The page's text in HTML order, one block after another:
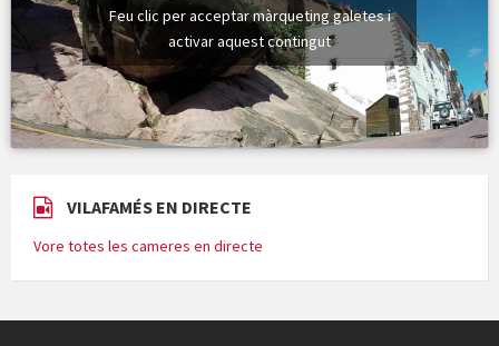
Feu clic per acceptar màrqueting galetes i
activar aquest contingut
VILAFAMÉS EN DIRECTE
Vore totes les cameres en directe